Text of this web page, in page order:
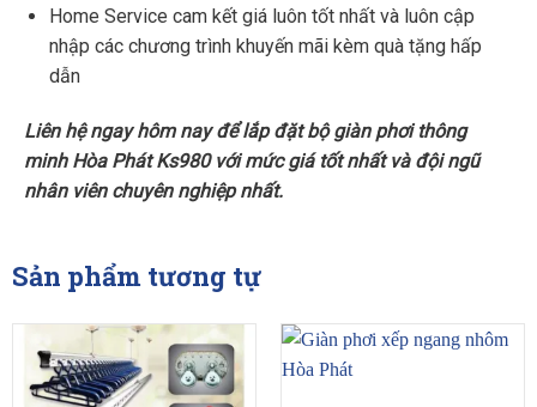
Home Service cam kết giá luôn tốt nhất và luôn cập
nhập các chương trình khuyến mãi kèm quà tặng hấp
dẫn
Liên hệ ngay hôm nay để lắp đặt bộ giàn phơi thông
minh Hòa Phát Ks980 với mức giá tốt nhất và đội ngũ
nhân viên chuyên nghiệp nhất.
Sản phẩm tương tự